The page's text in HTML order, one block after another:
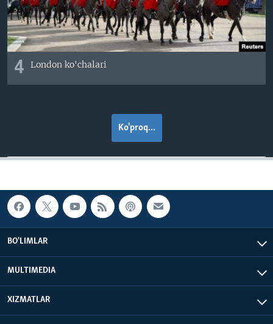
4 London ko'chalari
Ko'proq...
BO'LIMLAR
MULTIMEDIA
XIZMATLAR